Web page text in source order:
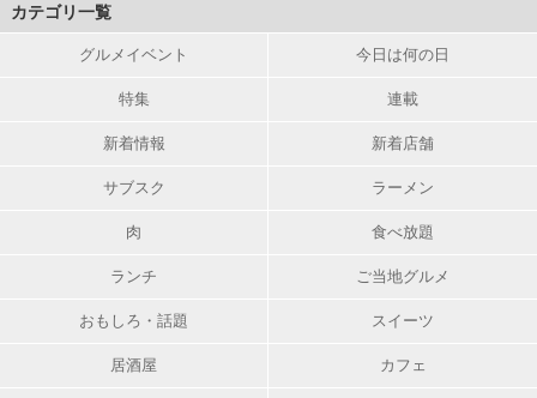
カテゴリ一覧
グルメイベント 今日は何の日
特集 連載
新着情報 新着店舗
サブスク ラーメン
肉 食べ放題
ランチ ご当地グルメ
おもしろ・話題 スイーツ
居酒屋 カフェ